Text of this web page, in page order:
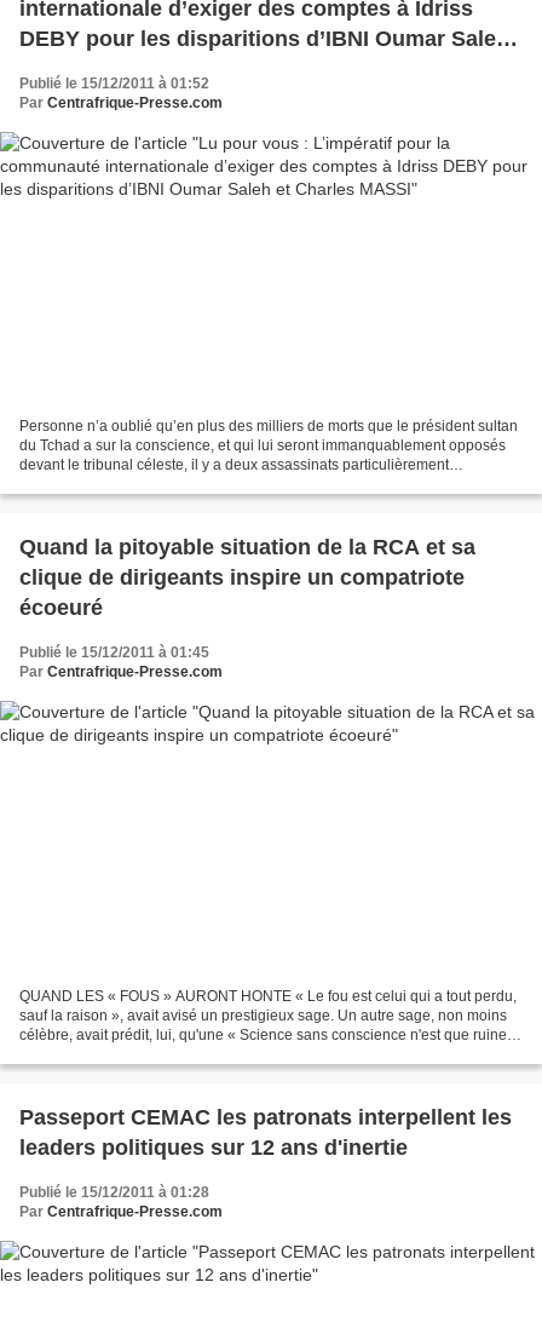
internationale d’exiger des comptes à Idriss
DEBY pour les disparitions d’IBNI Oumar Saleh
Publié le 15/12/2011 à 01:52
Par Centrafrique-Presse.com
Personne n’a oublié qu’en plus des milliers de morts que le président sultan
du Tchad a sur la conscience, et qui lui seront immanquablement opposés
devant le tribunal céleste, il y a deux assassinats particulièrement
Quand la pitoyable situation de la RCA et sa
clique de dirigeants inspire un compatriote
écoeuré
Publié le 15/12/2011 à 01:45
Par Centrafrique-Presse.com
QUAND LES « FOUS » AURONT HONTE « Le fou est celui qui a tout perdu,
sauf la raison », avait avisé un prestigieux sage. Un autre sage, non moins
célèbre, avait prédit, lui, qu'une « Science sans conscience n'est que ruine
Passeport CEMAC les patronats interpellent les
leaders politiques sur 12 ans d'inertie
Publié le 15/12/2011 à 01:28
Par Centrafrique-Presse.com